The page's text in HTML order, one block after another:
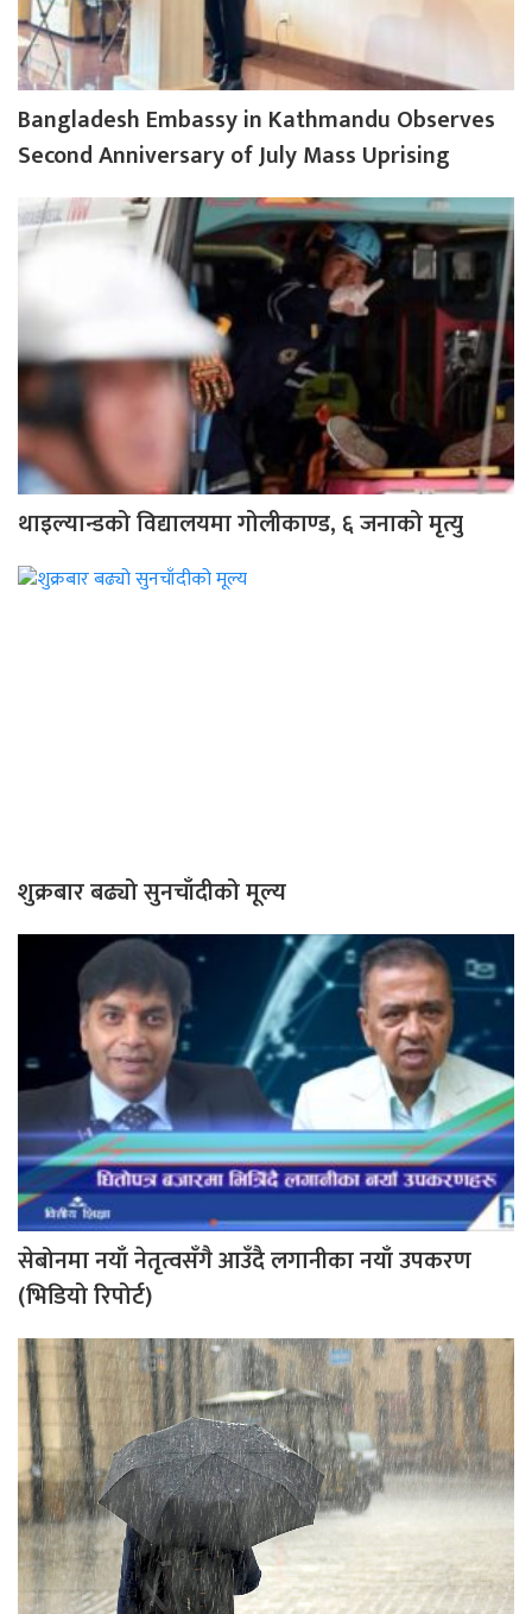
Bangladesh Embassy in Kathmandu Observes
Second Anniversary of July Mass Uprising
थाइल्यान्डको विद्यालयमा गोलीकाण्ड, ६ जनाको मृत्यु
शुक्रबार बढ्यो सुनचाँदीको मूल्य
सेबोनमा नयाँ नेतृत्वसँगै आउँदै लगानीका नयाँ उपकरण
(भिडियो रिपोर्ट)